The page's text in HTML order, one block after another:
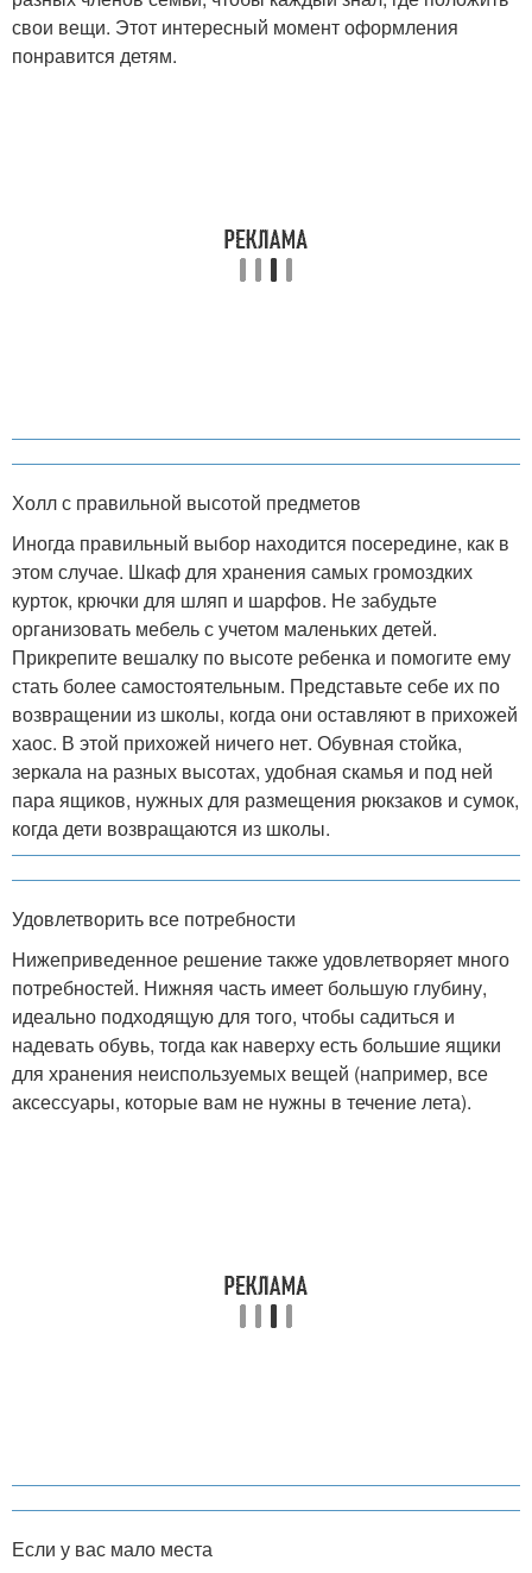
свои вещи. Этот интересный момент оформления
понравится детям.
Холл с правильной высотой предметов
Иногда правильный выбор находится посередине, как в
этом случае. Шкаф для хранения самых громоздких
курток, крючки для шляп и шарфов. Не забудьте
организовать мебель с учетом маленьких детей.
Прикрепите вешалку по высоте ребенка и помогите ему
стать более самостоятельным. Представьте себе их по
возвращении из школы, когда они оставляют в прихожей
хаос. В этой прихожей ничего нет. Обувная стойка,
зеркала на разных высотах, удобная скамья и под ней
пара ящиков, нужных для размещения рюкзаков и сумок,
когда дети возвращаются из школы.
Удовлетворить все потребности
Нижеприведенное решение также удовлетворяет много
потребностей. Нижняя часть имеет большую глубину,
идеально подходящую для того, чтобы садиться и
надевать обувь, тогда как наверху есть большие ящики
для хранения неиспользуемых вещей (например, все
аксессуары, которые вам не нужны в течение лета).
Если у вас мало места